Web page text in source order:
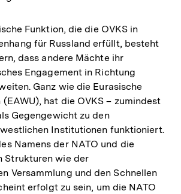
Funktion, die die OVKS in
für Russland erfüllt, besteht
dass andere Mächte ihr
Engagement in Richtung
Ganz wie die Eurasische
hat die OVKS – zumindest
Gegengewicht zu den
Institutionen funktioniert.
Namens der NATO und die
Strukturen wie der
Versammlung und den Schnellen
erfolgt zu sein, um die NATO